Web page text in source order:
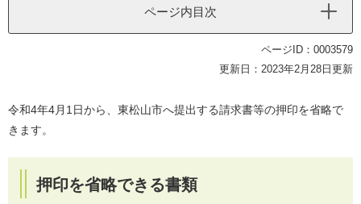
ページ内目次
ページID：0003579
更新日：2023年2月28日更新
令和4年4月1日から、東松山市へ提出する請求書等の押印を省略で
きます。
押印を省略できる書類